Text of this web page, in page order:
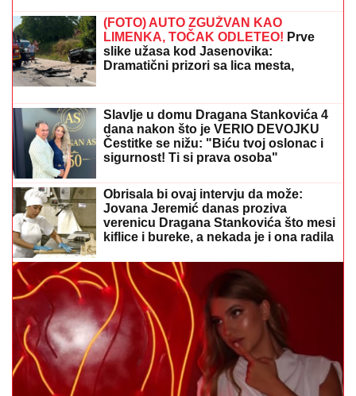
"TO MU JE MOJ POKLON ZA SVADBU"Jovana
Jeremić brutalno o Draganovoj veridbi, DETALJIMA
VENČANJA SA TIGROM, žestoko preti:"Nisam ušla u
pekaru da pravim kiflice" (VIDEO)
ZEMLjOTRES U SRBIJI! Evo gde se
zatreslo
SKANDAL NA BALKANU!
Otkriveno
čiji je dron koji je pao u Bugarskoj –
Ambasador HITNO POZVAN NA
RAPORT!